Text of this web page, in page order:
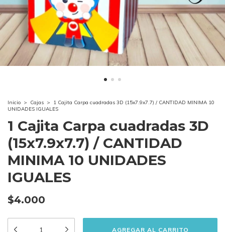
Inicio > Cajas >
1 Cajita Carpa cuadradas 3D (15x7.9x7.7) / CANTIDAD MINIMA 10
UNIDADES IGUALES
1 Cajita Carpa cuadradas 3D
(15x7.9x7.7) / CANTIDAD
MINIMA 10 UNIDADES
IGUALES
$4.000